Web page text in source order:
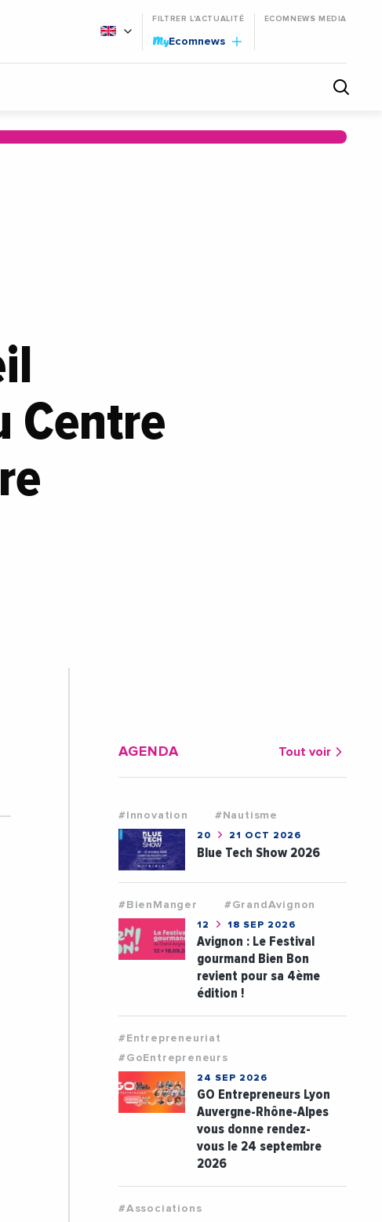
FILTRER L'ACTUALITÉ
MyEcomnews
ECOMNEWS MEDIA
Centre
AGENDA Tout voir
#Innovation #Nautisme
20 21 OCT 2026
Blue Tech Show 2026
#BienManger #GrandAvignon
12 18 SEP 2026
Avignon : Le Festival
gourmand Bien Bon
revient pour sa 4ème
édition !
#Entrepreneuriat
#GoEntrepreneurs
24 SEP 2026
GO Entrepreneurs Lyon
Auvergne-Rhône-Alpes
vous donne rendez-
vous le 24 septembre
2026
#Associations